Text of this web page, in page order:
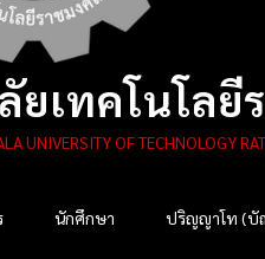
เทคโนโลยี
UNIVERSITY OF TECHNOLOGY
นักศึกษา ปริญญาโท (